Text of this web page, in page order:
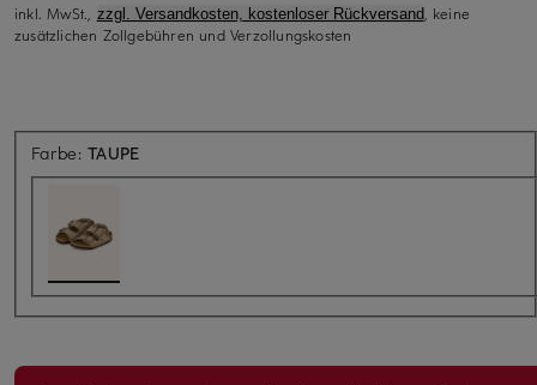
inkl. MwSt., zzgl. Versandkosten, kostenloser Rückversand, keine
zusätzlichen Zollgebühren und Verzollungskosten
Farbe:TAUPE